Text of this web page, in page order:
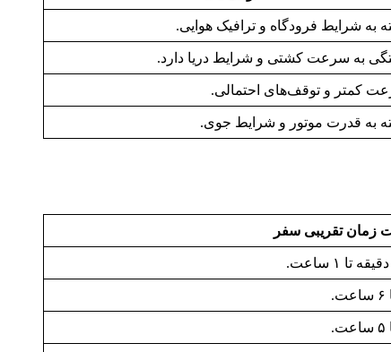
به شرایط فرودگاه و ترافیک هوایی.
به سرعت کشتی و شرایط دریا دارد.
کمتر و توقف‌های احتمالی.
به قدرت موتور و شرایط جوی.
زمان تقریبی سفر